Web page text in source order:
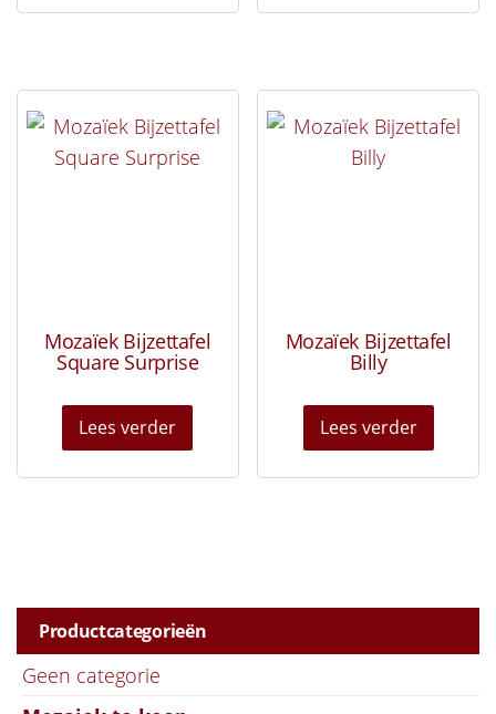
Mozaïek Bijzettafel
Square Surprise
Lees verder
Mozaïek Bijzettafel
Billy
Lees verder
Productcategorieën
Geen categorie